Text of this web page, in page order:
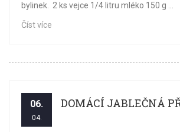
bylinek. 2 ks vejce 1/4 litru mléko 150 g ...
Číst více
06.
04.
DOMÁCÍ JABLEČNÁ